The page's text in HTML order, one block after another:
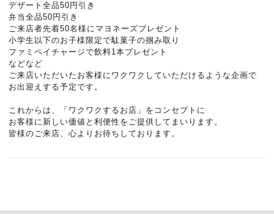
デザート全品50円引き
弁当全品50円引き
ご来店者先着50名様にマヨネーズプレゼント
小学生以下のお子様限定で駄菓子の掴み取り
ファミペイチャージで飲料1本プレゼント
などなど
ご来店いただいたお客様にワクワクしていただけるような企画で
お出迎えする予定です。
これからは、「ワクワクするお店」をコンセプトに
お客様に新しい価値と利便性をご提供してまいります。
皆様のご来店、心よりお待ちしております。